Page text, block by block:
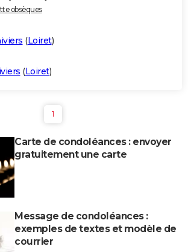
obsèques
(Loiret)
(Loiret)
1
Carte de condoléances : envoyer
gratuitement une carte
Message de condoléances :
exemples de textes et modèle de
courrier